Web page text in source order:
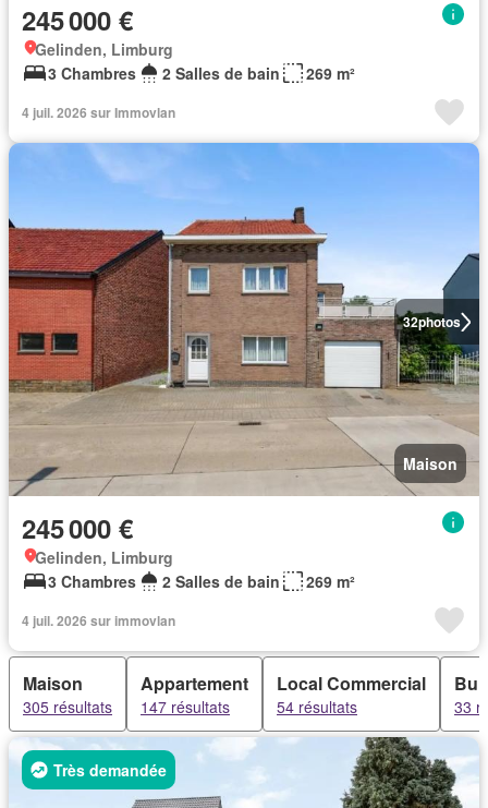
245 000 €
Gelinden, Limburg
3 Chambres
2 Salles de bain 269 m²
4 juil. 2026 sur Immovlan
32photos
Maison
245 000 €
Gelinden, Limburg
3 Chambres
2 Salles de bain 269 m²
4 juil. 2026 sur immovlan
Maison
305 résultats
Appartement
147 résultats
Local Commercial
54 résultats 33
Très demandée